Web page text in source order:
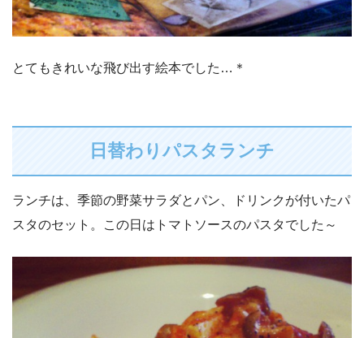
とてもきれいな飛び出す絵本でした…＊
日替わりパスタランチ
ランチは、季節の野菜サラダとパン、ドリンクが付いたパ
スタのセット。この日はトマトソースのパスタでした～